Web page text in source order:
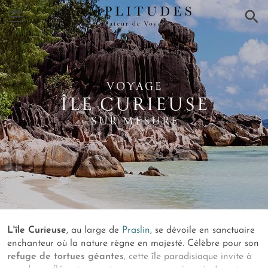
×
VOYAGE
ÎLE CURIEUSE
SUR MESURE
L'île Curieuse, au large de Praslin, se dévoile en sanctuaire
enchanteur où la nature règne en majesté. Célèbre pour son
refuge de tortues géantes, cette île paradisiaque invite à